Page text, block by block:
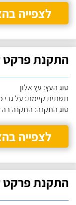
לצפייה
התקנת פרקט
סוג העץ: עץ אלון
תשתית קיימת: על גבי
סוג התקנה: התקנה
לצפייה
התקנת פרקט